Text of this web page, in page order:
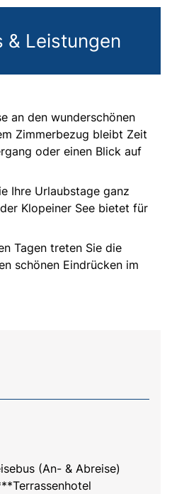
& Leistungen
an den wunderschönen
Zimmerbezug bleibt Zeit
oder einen Blick auf
Ihre Urlaubstage ganz
Klopeiner See bietet für
Tagen treten Sie die
schönen Eindrücken im
(An- & Abreise)